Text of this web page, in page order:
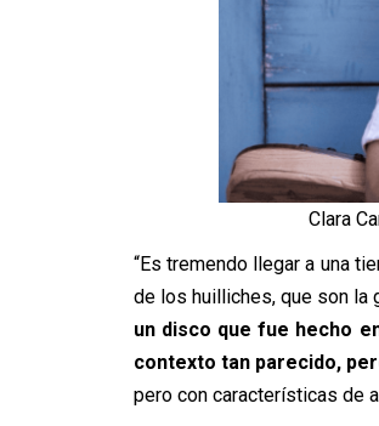
Clara
“Es tremendo llegar a una
de los huilliches, que son la
un disco que fue hecho
contexto tan parecido,
pero con características de